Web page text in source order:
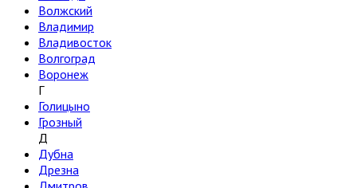
Волжский
Владимир
Владивосток
Волгоград
Воронеж
Г
Голицыно
Грозный
Д
Дубна
Дрезна